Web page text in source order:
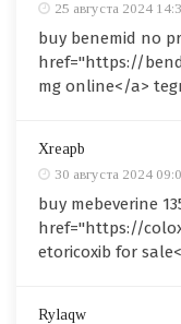
25 августа 2024
buy benemid no
href="https://
mg online</a>
Xreapb
30 августа 2024
buy mebeverine
href="https://
etoricoxib for
Rylaqw